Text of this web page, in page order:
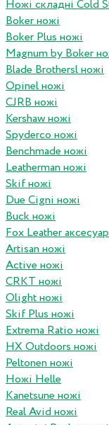
Ножі складні Cold
Boker ножі
Boker Plus ножі
Magnum by Boker
Blade Brothersl ножі
Opinel ножі
CJRB ножі
Kershaw ножі
Spyderco ножі
Benchmade ножі
Leatherman ножі
Skif ножі
Due Cigni ножі
Buck ножі
Fox Leather
Artisan ножі
Active ножі
CRKT ножі
Olight ножі
Skif Plus ножі
Extrema Ratio ножі
HX Outdoors ножі
Peltonen ножі
Ножі Helle
Kanetsune ножі
Real Avid ножі